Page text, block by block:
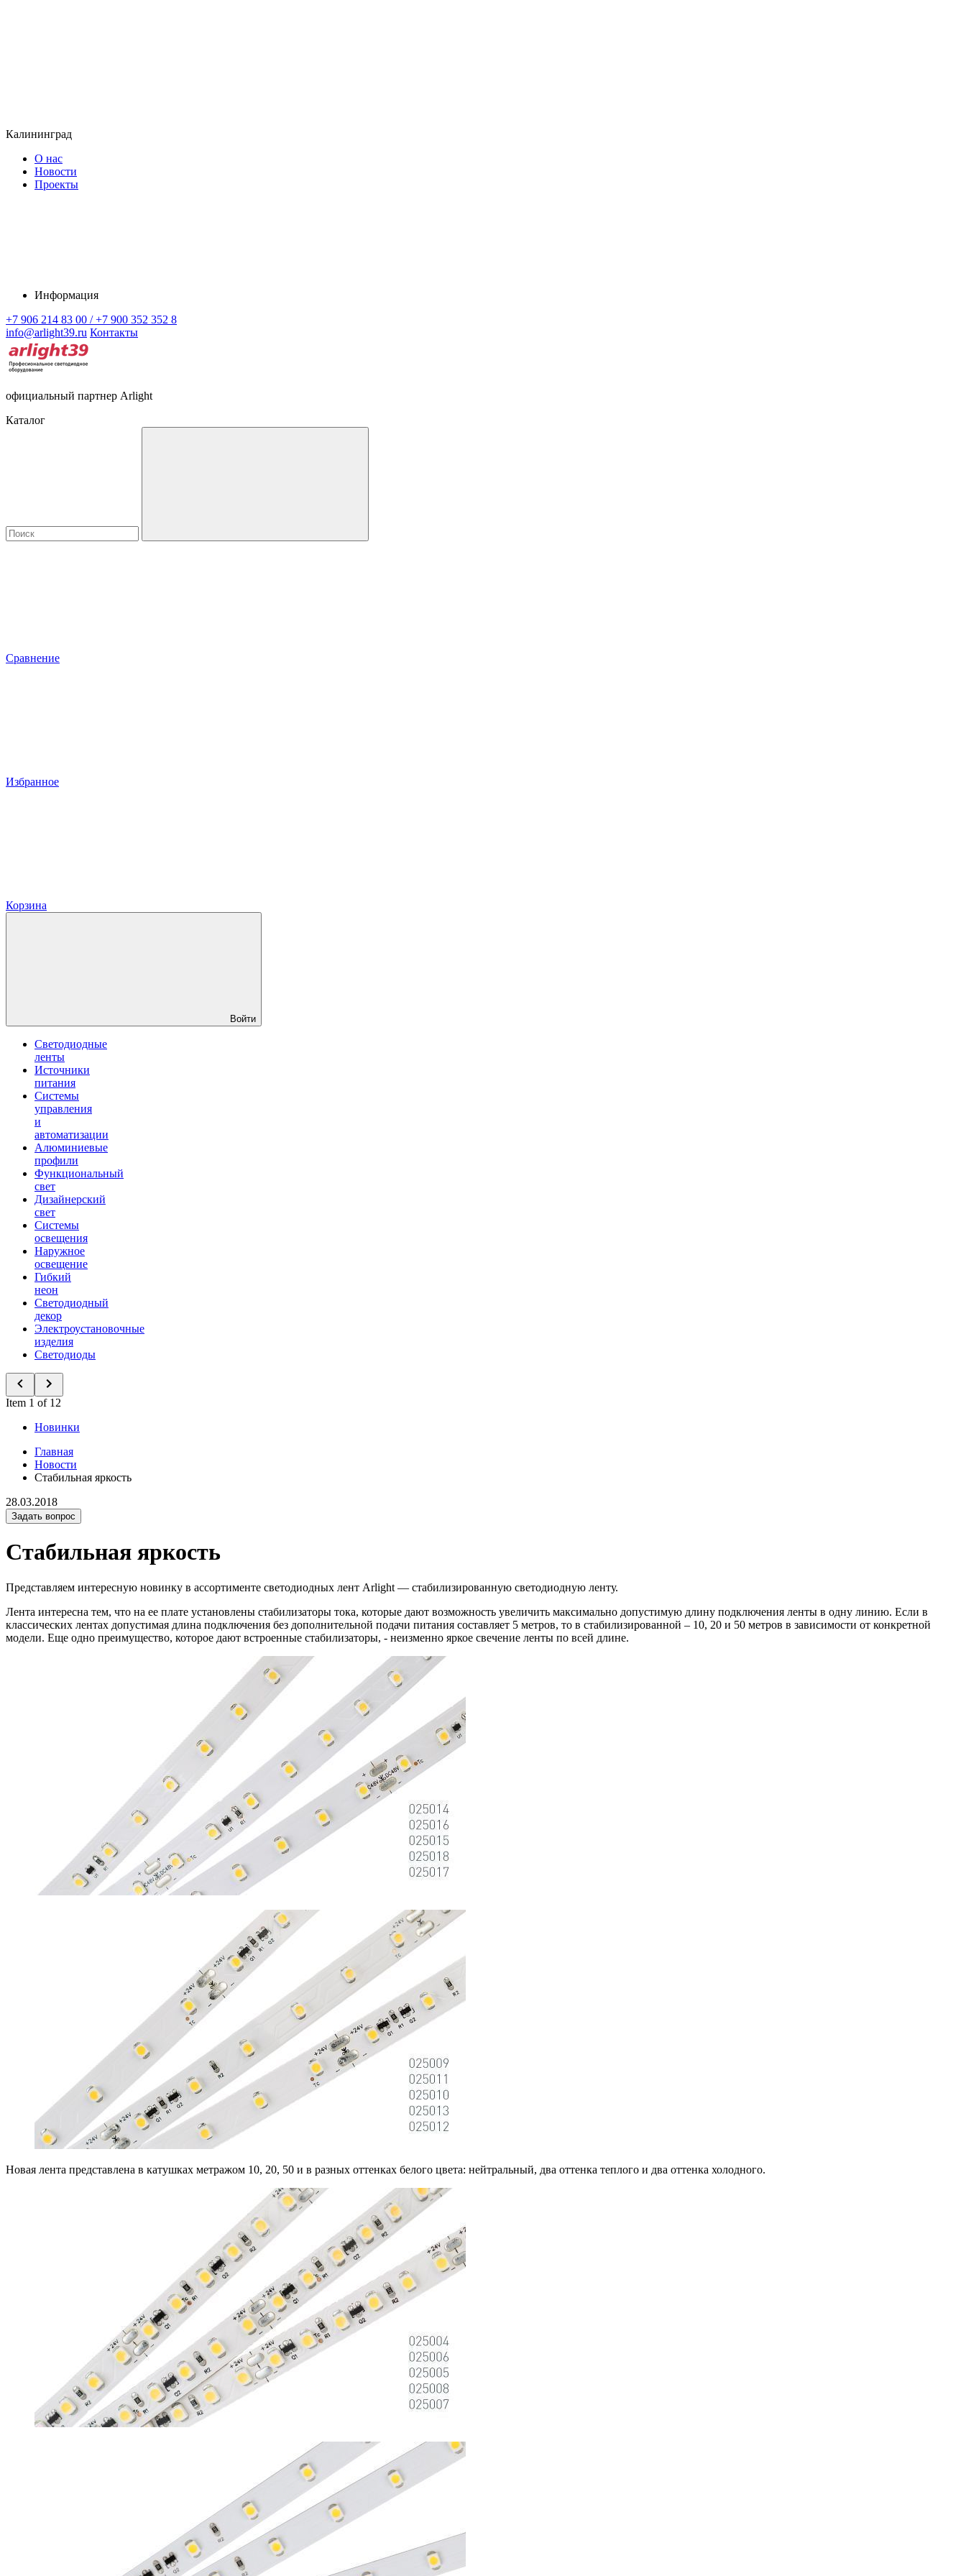
Калининград
О нас
Новости
Проекты
Информация
+7 906 214 83 00 / +7 900 352 352 8
info@arlight39.ru Контакты
официальный партнер Arlight
Каталог
Сравнение
Избранное
Корзина
Войти
Светодиодные
ленты
Источники
питания
Системы
управления
и
автоматизации
Алюминиевые
профили
Функциональный
свет
Дизайнерский
свет
Системы
освещения
Наружное
освещение
Гибкий
неон
Светодиодный
декор
Электроустановочные
изделия
Светодиоды
Item 1 of 12
Новинки
Главная
Новости
Стабильная яркость
28.03.2018
Задать вопрос
Стабильная яркость
Представляем интересную новинку в ассортименте светодиодных лент Arlight — стабилизированную светодиодную ленту.
Лента интересна тем, что на ее плате установлены стабилизаторы тока, которые дают возможность увеличить максимально допустимую длину подключения ленты в одну линию. Если в
классических лентах допустимая длина подключения без дополнительной подачи питания составляет 5 метров, то в стабилизированной – 10, 20 и 50 метров в зависимости от конкретной
модели. Еще одно преимущество, которое дают встроенные стабилизаторы, - неизменно яркое свечение ленты по всей длине.
Новая лента представлена в катушках метражом 10, 20, 50 и в разных оттенках белого цвета: нейтральный, два оттенка теплого и два оттенка холодного.